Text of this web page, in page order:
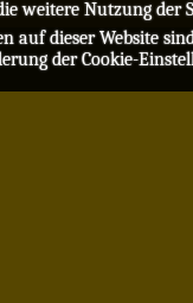
weitere Nutzung der
auf dieser Website
der Cookie-